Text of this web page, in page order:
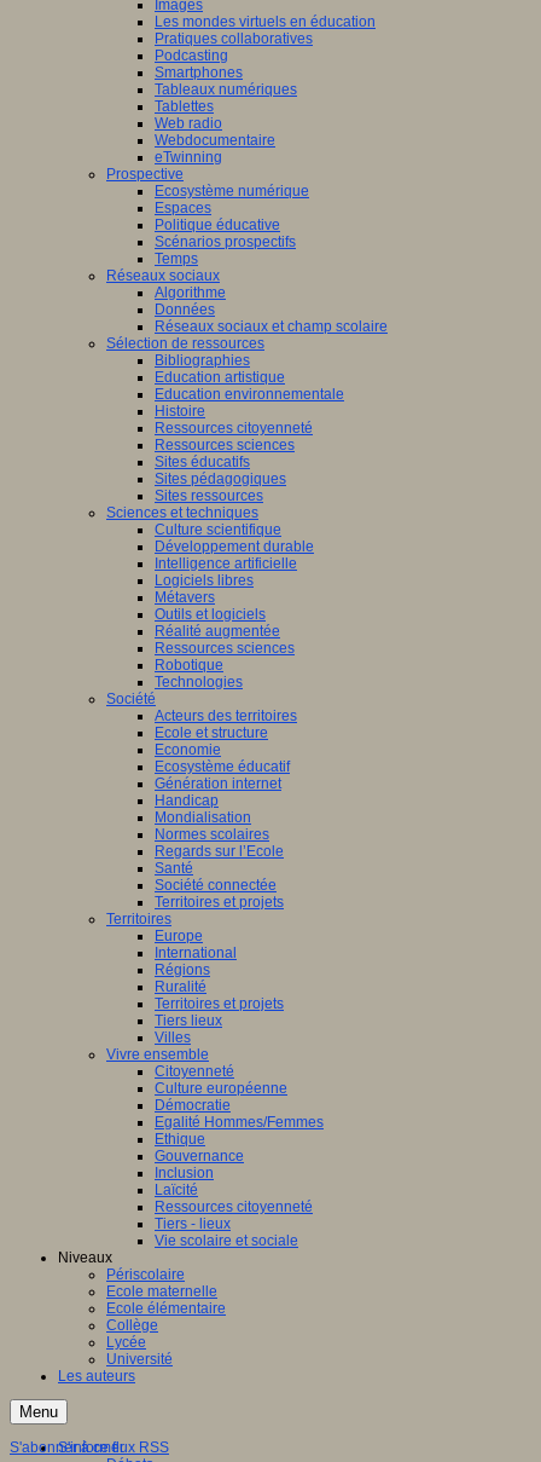
Images
Les mondes virtuels en éducation
Pratiques collaboratives
Podcasting
Smartphones
Tableaux numériques
Tablettes
Web radio
Webdocumentaire
eTwinning
Prospective
Ecosystème numérique
Espaces
Politique éducative
Scénarios prospectifs
Temps
Réseaux sociaux
Algorithme
Données
Réseaux sociaux et champ scolaire
Sélection de ressources
Bibliographies
Education artistique
Education environnementale
Histoire
Ressources citoyenneté
Ressources sciences
Sites éducatifs
Sites pédagogiques
Sites ressources
Sciences et techniques
Culture scientifique
Développement durable
Intelligence artificielle
Logiciels libres
Métavers
Outils et logiciels
Réalité augmentée
Ressources sciences
Robotique
Technologies
Société
Acteurs des territoires
Ecole et structure
Economie
Ecosystème éducatif
Génération internet
Handicap
Mondialisation
Normes scolaires
Regards sur l’Ecole
Santé
Société connectée
Territoires et projets
Territoires
Europe
International
Régions
Ruralité
Territoires et projets
Tiers lieux
Villes
Vivre ensemble
Citoyenneté
Culture européenne
Démocratie
Egalité Hommes/Femmes
Ethique
Gouvernance
Inclusion
Laïcité
Ressources citoyenneté
Tiers - lieux
Vie scolaire et sociale
Niveaux
Périscolaire
Ecole maternelle
Ecole élémentaire
Collège
Lycée
Université
Les auteurs
Menu
S'informer
S'abonner à ce flux RSS